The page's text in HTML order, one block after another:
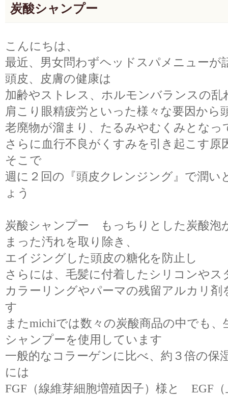
炭酸シャンプー
こんにちは、
最近、男女問わずヘッドスパメニューが
頭皮、皮膚の健康は
加齢やストレス、ホルモンバランスの乱
肩こり眼精疲労といった様々な要因から
老廃物が溜まり、たるみやむくみとなっ
さらに血行不良がくすみを引き起こす原
そこで
週に２回の『頭皮クレンジング』で潤い
ょう
炭酸シャンプー もっちりとした炭酸泡
まった汚れを取り除き、
エイジングした頭皮の糖化を防止し
さらには、毛髪に付着したシリコンやス
カラーリングやパーマの残留アルカリ
す
またmichiでは数々の炭酸商品の中でも
シャンプーを使用しています
一般的なコラーゲンに比べ、約３倍の保
には
FGF（線維芽細胞増殖因子）様と EGF